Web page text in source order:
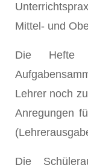
Mittel- und
Die
Lehrer noch
Anregungen
Die